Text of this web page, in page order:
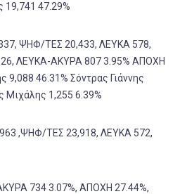
19,741 47.29%
ΨΗΦ/ΤΕΣ 20,433, ΛΕΥΚΑ 578,
ΛΕΥΚΑ-ΑΚΥΡΑ 807 3.95% ΑΠΟΧΗ
9,088 46.31% Σόντρας Γιάννης
Μιχάλης 1,255 6.39%
,ΨΗΦ/ΤΕΣ 23,918, ΛΕΥΚΑ 572,
734 3.07%, ΑΠΟΧΗ 27.44%,